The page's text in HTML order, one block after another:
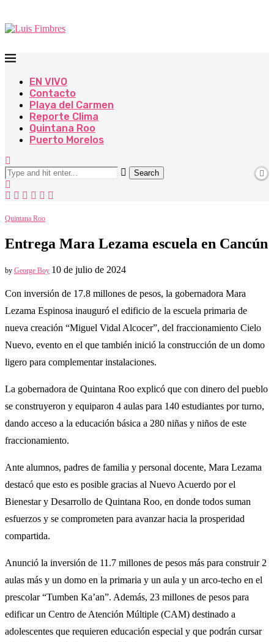
EN VIVO
Contacto
Playa del Carmen
Reporte Clima
Quintana Roo
Puerto Morelos
Search
Quintana Roo
Entrega Mara Lezama escuela en Cancún
by George Boy 10 de julio de 2024
Con inversión de 17.8 millones de pesos, la gobernadora Mara
Lezama Espinosa inauguró el edificio de la escuela primaria de
nueva creación “Miguel Vidal Alcocer”, del fraccionamiento Cielo
Nuevo, evento en el que también inició la construcción de un domo
ligero para complementar instalaciones.
La gobernadora de Quintana Roo explicó que con dinero del pueblo
se construyeron y equiparon 4 aulas para 140 estudiantes por turno,
dando acceso a la educación básica a 280 niñas y niños de este
fraccionamiento.
Ante alumnos, padres de familia y personal docente, Mara Lezama
destacó que esto es posible gracias al Nuevo Acuerdo por el
Bienestar y Desarrollo de Quintana Roo, en donde todos suman
esfuerzos y se comprometen para avanzar hacia la prosperidad
compartida.
Anunció la inversión de 11.7 millones de pesos más para construir 2
aulas más y un domo en la primaria y un aula y un arco-techo en el
prescolar “Tumben Ka’an”. Además, 23 millones de pesos para
edificar un Centro de Atención Múltiple (CAM) destinado a
adolescentes que requieren educación especial y que podrán cursar